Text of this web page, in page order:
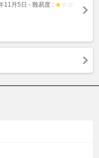
11月5日 - 難易度 : ★ ☆ ☆